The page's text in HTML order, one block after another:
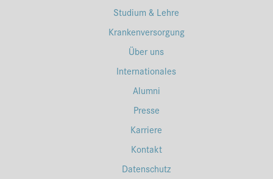
Studium & Lehre
Krankenversorgung
Über uns
Internationales
Alumni
Presse
Karriere
Kontakt
Datenschutz